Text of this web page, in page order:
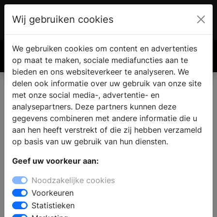
€ 0.00
Wij gebruiken cookies
We gebruiken cookies om content en advertenties
op maat te maken, sociale mediafuncties aan te
bieden en ons websiteverkeer te analyseren. We
delen ook informatie over uw gebruik van onze site
met onze social media-, advertentie- en
analysepartners. Deze partners kunnen deze
gegevens combineren met andere informatie die u
aan hen heeft verstrekt of die zij hebben verzameld
op basis van uw gebruik van hun diensten.
Geef uw voorkeur aan:
Noodzakelijke cookies
Voorkeuren
Statistieken